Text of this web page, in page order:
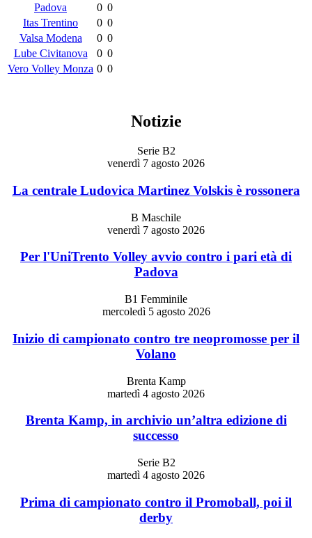
Padova 0 0
Itas Trentino
0 0
Valsa Modena
0 0
Lube Civitanova
0 0
Vero Volley Monza 0 0
Notizie
Serie B2
venerdì 7 agosto 2026
La centrale Ludovica Martinez Volskis è rossonera
B Maschile
venerdì 7 agosto 2026
Per l'UniTrento Volley avvio contro i pari età di
Padova
B1 Femminile
mercoledì 5 agosto 2026
Inizio di campionato contro tre neopromosse per il
Volano
Brenta Kamp
martedì 4 agosto 2026
Brenta Kamp, in archivio un’altra edizione di
successo
Serie B2
martedì 4 agosto 2026
Prima di campionato contro il Promoball, poi il
derby